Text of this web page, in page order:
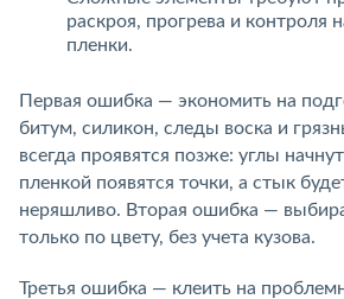
раскроя, прогрева и контроля
пленки.
Первая ошибка — экономить на
битум, силикон, следы воска и
всегда проявятся позже: углы
пленкой появятся точки, а стык
неряшливо. Вторая ошибка —
только по цвету, без учета кузова.
Третья ошибка — клеить на